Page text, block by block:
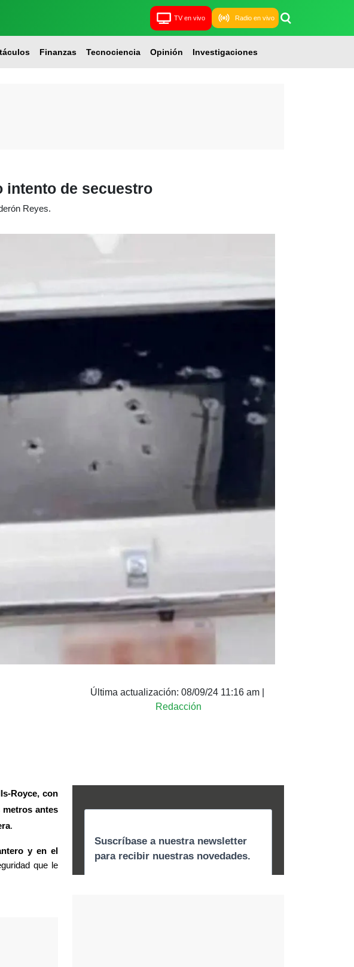
TV en vivo Radio en vivo
Finanzas Tecnociencia Opinión Investigaciones
intento de secuestro
Reyes.
Última actualización: 08/09/24 11:16 am|
Redacción
Royce, con
metros antes
.
y en el
que le